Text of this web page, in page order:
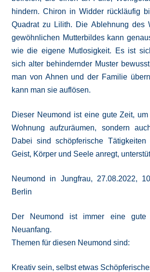
hindern. Chiron in Widder rückläufig
Quadrat zu Lilith. Die Ablehnung des
gewöhnlichen Mutterbildes kann
wie die eigene Mutlosigkeit. Es ist
sich alter behindernder Muster
man von Ahnen und der Familie
kann man sie auflösen.
Dieser Neumond ist eine gute Zeit,
Wohnung aufzuräumen, sondern
Dabei sind schöpferische
Geist, Körper und Seele anregt,
Neumond in Jungfrau, 27.08.2022,
Berlin
Der Neumond ist immer eine
Neuanfang.
Themen für diesen Neumond sind:
Kreativ sein, selbst etwas